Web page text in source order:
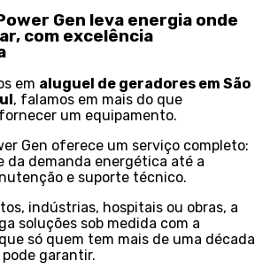
Gen leva energia onde
com excelência
em aluguel de geradores em São
, falamos em mais do que
um equipamento.
Gen oferece um serviço completo:
da demanda energética até a
e suporte técnico.
indústrias, hospitais ou obras, a
soluções sob medida com a
só quem tem mais de uma década
garantir.